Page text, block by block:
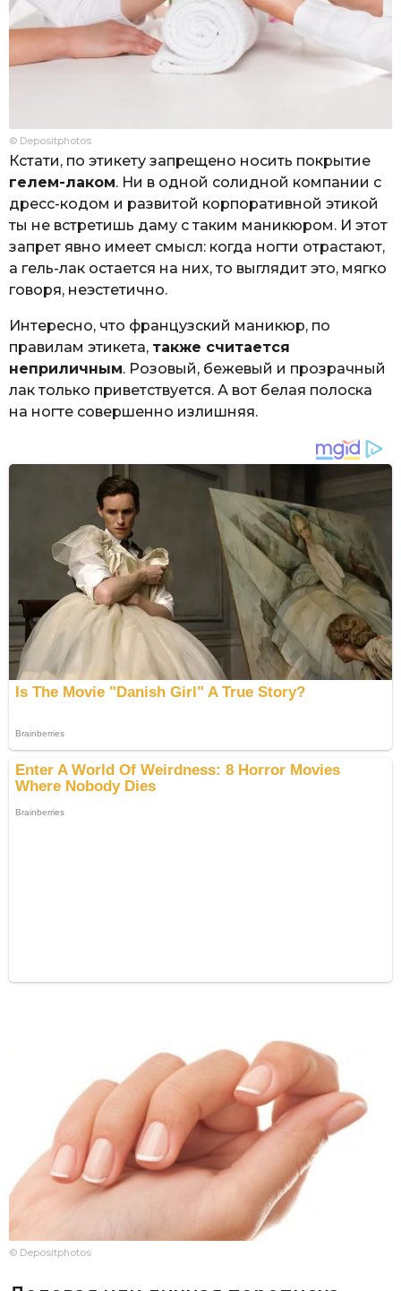
© Depositphotos
Кстати, по этикету запрещено носить покрытие
гелем-лаком. Ни в одной солидной компании с
дресс-кодом и развитой корпоративной этикой
ты не встретишь даму с таким маникюром. И этот
запрет явно имеет смысл: когда ногти отрастают,
а гель-лак остается на них, то выглядит это, мягко
говоря, неэстетично.
Интересно, что французский маникюр, по
правилам этикета, также считается
неприличным. Розовый, бежевый и прозрачный
лак только приветствуется. А вот белая полоска
на ногте совершенно излишняя.
© Depositphotos